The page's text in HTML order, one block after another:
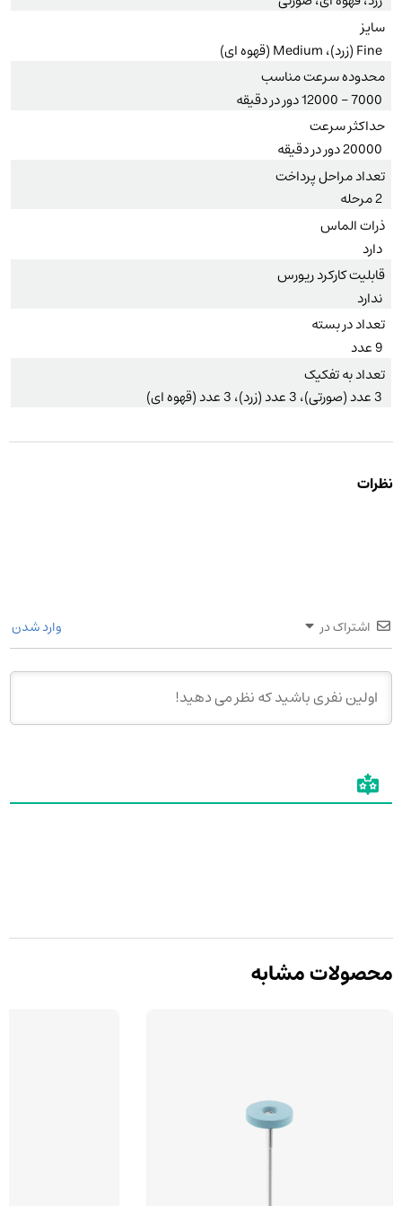
سایز
Fine (زرد)، Medium (قهوه ای)
محدوده سرعت مناسب
7000 – 12000 دور در دقیقه
حداکثر سرعت
20000 دور در دقیقه
تعداد مراحل پرداخت
2 مرحله
ذرات الماس
دارد
قابلیت کارکرد ریورس
ندارد
تعداد در بسته
9 عدد
تعداد به تفکیک
3 عدد (صورتی)، 3 عدد (زرد)، 3 عدد (قهوه ای)
نظرات
اشتراک در وارد شدن
محصولات مشابه